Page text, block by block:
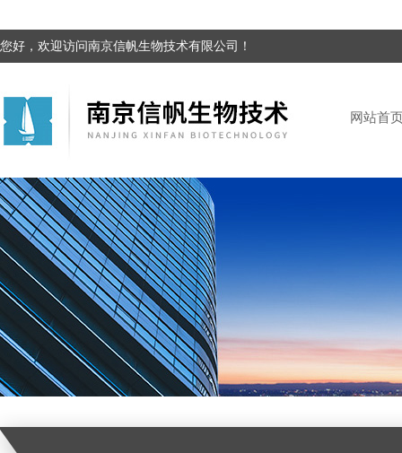
您好，欢迎访问南京信帆生物技术有限公司！
网站首